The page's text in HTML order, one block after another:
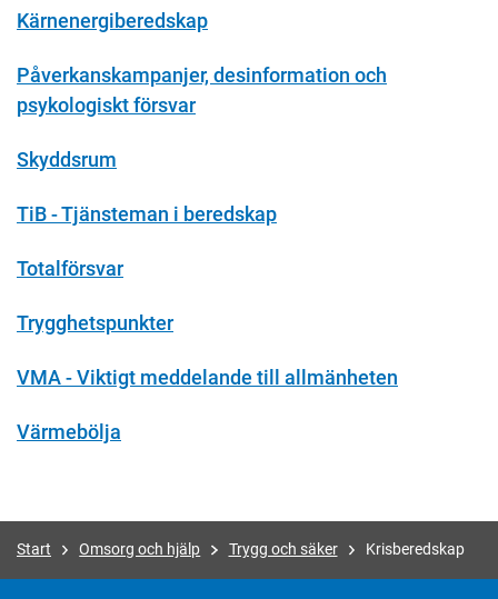
Kärnenergiberedskap
Påverkanskampanjer, desinformation och
psykologiskt försvar
Skyddsrum
TiB - Tjänsteman i beredskap
Totalförsvar
Trygghetspunkter
VMA - Viktigt meddelande till allmänheten
Värmebölja
Start Omsorg och hjälp Trygg och säker Krisberedskap